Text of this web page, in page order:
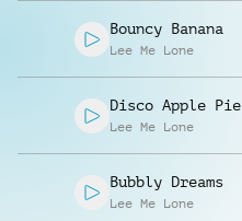
Bouncy Banana
Lee Me Lone
Disco Apple Pie
Lee Me Lone
Bubbly Dreams
Lee Me Lone